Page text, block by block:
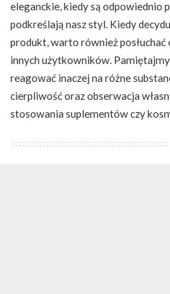
eleganckie, kiedy są odpowiednio
podkreślają nasz styl. Kiedy
produkt, warto również
innych użytkowników.
reagować inaczej na różne
cierpliwość oraz obserwacja
stosowania suplementów czy